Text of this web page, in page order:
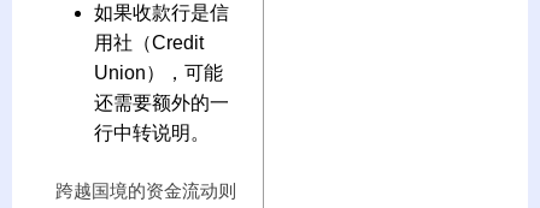
如果收款行是信
用社（Credit
Union），可能
还需要额外的一
行中转说明。
跨越国境的资金流动则